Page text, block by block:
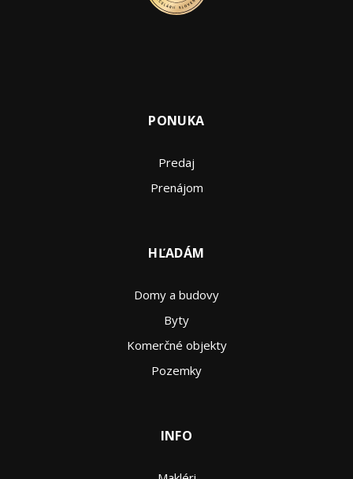
PONUKA
Predaj
Prenájom
HĽADÁM
Domy a budovy
Byty
Komerčné objekty
Pozemky
INFO